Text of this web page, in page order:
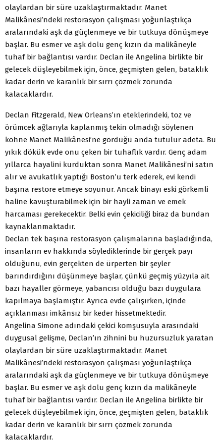
olaylardan bir süre uzaklaştırmaktadır. Manet
Malikânesi’ndeki restorasyon çalışması yoğunlaştıkça
aralarındaki aşk da güçlenmeye ve bir tutkuya dönüşmeye
başlar. Bu esmer ve aşk dolu genç kızın da malikâneyle
tuhaf bir bağlantısı vardır. Declan ile Angelina birlikte bir
gelecek düşleyebilmek için, önce, geçmişten gelen, bataklık
kadar derin ve karanlık bir sırrı çözmek zorunda
kalacaklardır.
Declan Fitzgerald, New Orleans’ın eteklerindeki, toz ve
örümcek ağlarıyla kaplanmış tekin olmadığı söylenen
köhne Manet Malikânesi’ne gördüğü anda tutulur adeta. Bu
yıkık dökük evde onu çeken bir tuhaflık vardır. Genç adam
yıllarca hayalini kurduktan sonra Manet Malikânesi’ni satın
alır ve avukatlık yaptığı Boston’u terk ederek, evi kendi
başına restore etmeye soyunur. Ancak binayı eski görkemli
haline kavuşturabilmek için bir hayli zaman ve emek
harcaması gerekecektir. Belki evin çekiciliği biraz da bundan
kaynaklanmaktadır.
Declan tek başına restorasyon çalışmalarına başladığında,
insanların ev hakkında söylediklerinde bir gerçek payı
olduğunu, evin gerçekten de ürperten bir şeyler
barındırdığını düşünmeye başlar, çünkü geçmiş yüzyıla ait
bazı hayaller görmeye, yabancısı olduğu bazı duygulara
kapılmaya başlamıştır. Ayrıca evde çalışırken, içinde
açıklanması imkânsız bir keder hissetmektedir.
Angelina Simone adındaki çekici komşusuyla arasındaki
duygusal gelişme, Declan’ın zihnini bu huzursuzluk yaratan
olaylardan bir süre uzaklaştırmaktadır. Manet
Malikânesi’ndeki restorasyon çalışması yoğunlaştıkça
aralarındaki aşk da güçlenmeye ve bir tutkuya dönüşmeye
başlar. Bu esmer ve aşk dolu genç kızın da malikâneyle
tuhaf bir bağlantısı vardır. Declan ile Angelina birlikte bir
gelecek düşleyebilmek için, önce, geçmişten gelen, bataklık
kadar derin ve karanlık bir sırrı çözmek zorunda
kalacaklardır.